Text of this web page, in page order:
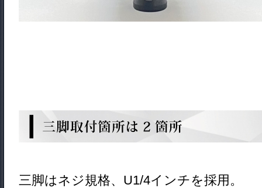
三脚はネジ規格、U1/4インチを採用。